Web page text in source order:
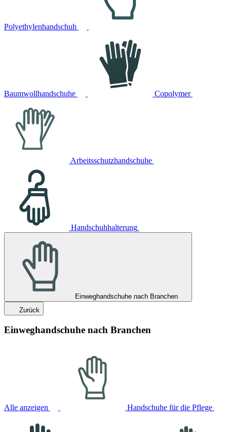
Polyethylenhandschuh
Baumwollhandschuhe Copolymer
Arbeitsschutzhandschuhe
Handschuhhalterung
Einweghandschuhe nach Branchen
Zurück
Einweghandschuhe nach Branchen
Alle anzeigen Handschuhe für die Pflege